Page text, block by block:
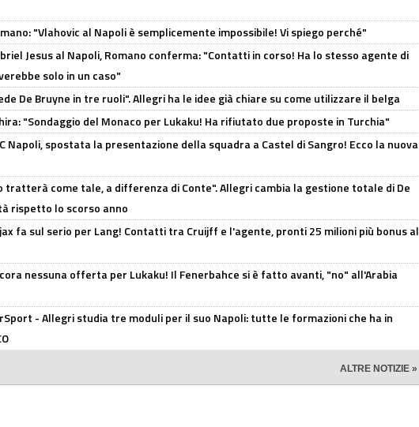
"Vlahovic al Napoli è semplicemente impossibile! Vi spiego perché"
Jesus al Napoli, Romano conferma: "Contatti in corso! Ha lo stesso agente di
solo in un caso"
De Bruyne in tre ruoli". Allegri ha le idee già chiare su come utilizzare il belga
"Sondaggio del Monaco per Lukaku! Ha rifiutato due proposte in Turchia"
Napoli, spostata la presentazione della squadra a Castel di Sangro! Ecco la nuova
tratterà come tale, a differenza di Conte". Allegri cambia la gestione totale di De
rispetto lo scorso anno
fa sul serio per Lang! Contatti tra Cruijff e l'agente, pronti 25 milioni più bonus al
nessuna offerta per Lukaku! Il Fenerbahce si è fatto avanti, "no" all'Arabia
- Allegri studia tre moduli per il suo Napoli: tutte le formazioni che ha in
ALTRE NOTIZIE »